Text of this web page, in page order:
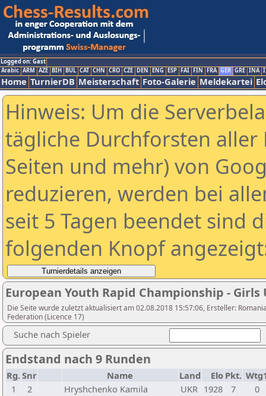
Logged on: Gast
Arabic ARM AZE BIH BUL CAT CHN CRO CZE DEN ENG ESP FAI FIN FRA GER GRE INA
Home TurnierDB Meisterschaft Foto-Galerie Meldekartei
Hinweis: Um die
tägliche Durchforsten aller
Seiten und mehr) von
reduzieren, werden bei
seit 5 Tagen beendet sind
folgenden Knopf
European Youth Rapid Championship - Girls
Die Seite wurde zuletzt aktualisiert am 02.08.2018 15:57:06, Ersteller:
Federation (Licence 17)
Suche nach Spieler
Endstand nach 9 Runden
Rg.Snr Name Land Elo Pkt.
1
2 Hryshchenko Kamila UKR 1928 7
0